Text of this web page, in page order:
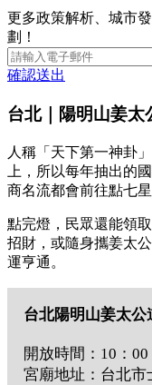
更多政策解析、城市
劃！
確認送出
台北｜陽明山姜太
人稱「天下第一神卦
上，所以每年抽出的
商名流都會前往點七星
點完燈，民眾還能領
招財，或隨身攜姜太
運亨通。
台北陽明山姜太公
開放時間：10：00
宮廟地址：台北市